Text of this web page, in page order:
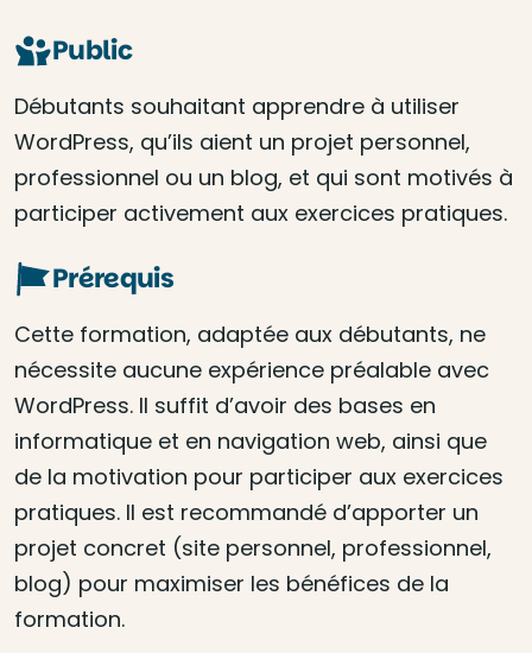
Public
Débutants souhaitant apprendre à utiliser
WordPress, qu’ils aient un projet personnel,
professionnel ou un blog, et qui sont motivés à
participer activement aux exercices pratiques.
Prérequis
Cette formation, adaptée aux débutants, ne
nécessite aucune expérience préalable avec
WordPress. Il suffit d’avoir des bases en
informatique et en navigation web, ainsi que
de la motivation pour participer aux exercices
pratiques. Il est recommandé d’apporter un
projet concret (site personnel, professionnel,
blog) pour maximiser les bénéfices de la
formation.